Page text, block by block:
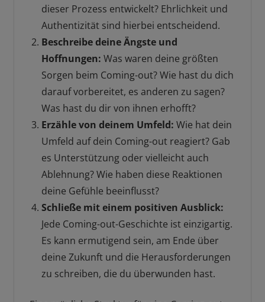
dieser Prozess entwickelt? Ehrlichkeit und
Authentizität sind hierbei entscheidend.
Beschreibe deine Ängste und
Hoffnungen: Was waren deine größten
Sorgen beim Coming-out? Wie hast du dich
darauf vorbereitet, es anderen zu sagen?
Was hast du dir von ihnen erhofft?
Erzähle von deinem Umfeld: Wie hat dein
Umfeld auf dein Coming-out reagiert? Gab
es Unterstützung oder vielleicht auch
Ablehnung? Wie haben diese Reaktionen
deine Gefühle beeinflusst?
Schließe mit einem positiven Ausblick:
Jede Coming-out-Geschichte ist einzigartig.
Es kann ermutigend sein, am Ende über
deine Zukunft und die Herausforderungen
zu schreiben, die du überwunden hast.